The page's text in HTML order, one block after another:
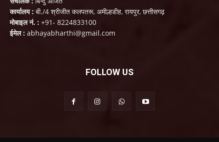
कार्यालय : बी./4 श्रीजीत कलपतरू, अमील्हडीह, रायपुर, छत्तीसगढ़
मोबाइल नं. : +91- 8224833100
ईमेल : abhayabharthi@gmail.com
FOLLOW US